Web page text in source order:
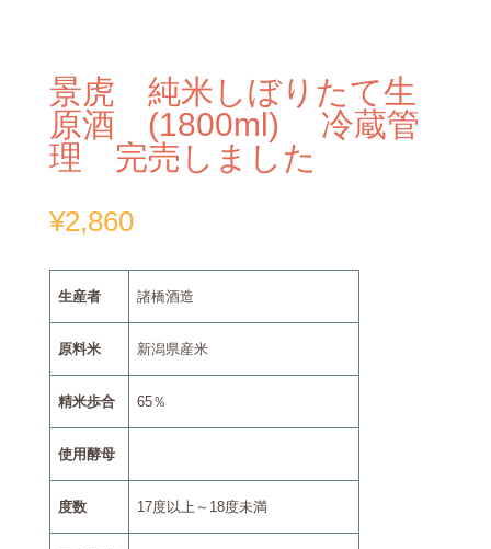
景虎 純米しぼりたて生
原酒 (1800ml) 冷蔵管
理 完売しました
¥2,860
生産者 諸橋酒造
原料米 新潟県産米
精米歩合 65％
使用酵母
度数 17度以上～18度未満